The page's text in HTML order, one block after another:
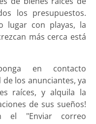
los presupuestos.
lugar con playas, la
más cerca está
en contacto
los anunciantes, ya
raíces, y alquila la
de sus sueños!
el "Enviar correo